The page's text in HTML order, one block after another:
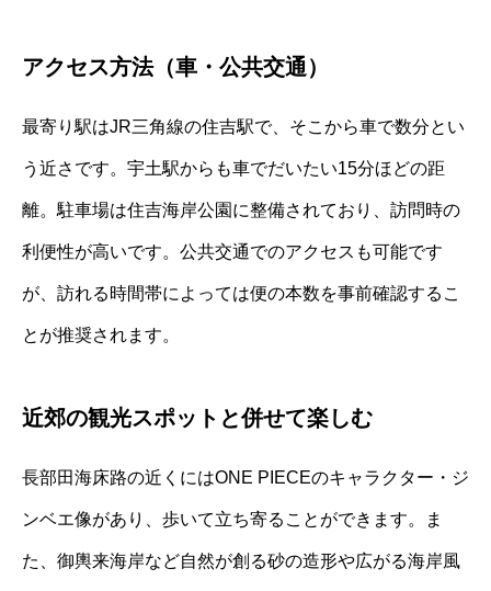
アクセス方法（車・公共交通）
最寄り駅はJR三角線の住吉駅で、そこから車で数分とい
う近さです。宇土駅からも車でだいたい15分ほどの距
離。駐車場は住吉海岸公園に整備されており、訪問時の
利便性が高いです。公共交通でのアクセスも可能です
が、訪れる時間帯によっては便の本数を事前確認するこ
とが推奨されます。
近郊の観光スポットと併せて楽しむ
長部田海床路の近くにはONE PIECEのキャラクター・ジ
ンベエ像があり、歩いて立ち寄ることができます。ま
た、御輿来海岸など自然が創る砂の造形や広がる海岸風